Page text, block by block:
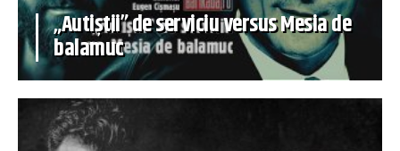
„Autiștii” de serviciu versus Mesia de
balamuc